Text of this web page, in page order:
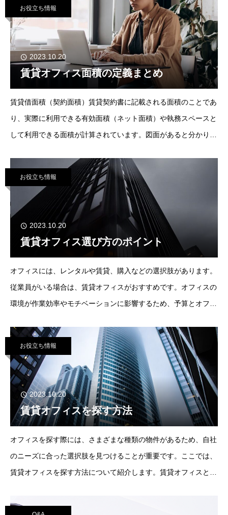
お役立ち情報
2023.10.20
賃貸オフィス面積の定義まとめ
賃貸借面積（契約面積）賃貸契約書に記載される面積のことであ
り、実際に利用できる有効面積（ネット面積）や執務スペースと
して利用できる面積が計算されています。図面があると分かりや
に、共用部分の面積（トイ
お役立ち情報
2023.10.20
賃貸オフィス選び方のポイント
オフィスには、レンタルや賃貸、購入などの選択肢があります。
従業員がいる場合は、賃貸オフィスがおすすめです。オフィスの
環境が作業効率やモチベーションに影響するため、予算とオフィ
期費用として、敷金・礼金・仲介手数料・
お役立ち情報
2023.10.20
賃貸オフィスを探す方法
オフィスを探す際には、さまざまな種類の物件があるため、自社
のニーズに合った選択肢を見つけることが重要です。ここでは、
賃貸オフィスを探す方法について紹介します。賃貸オフィスとは
料を支払い、スペースの一部を借